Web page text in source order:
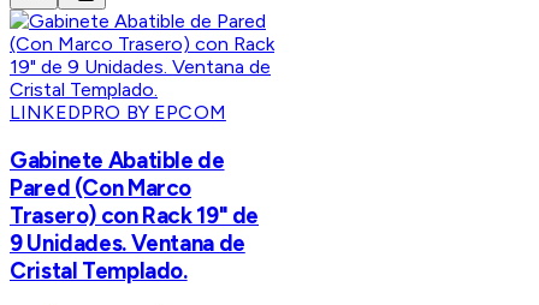
LINKEDPRO BY EPCOM
Gabinete Abatible de
Pared (Con Marco
Trasero) con Rack 19" de
9 Unidades. Ventana de
Cristal Templado.